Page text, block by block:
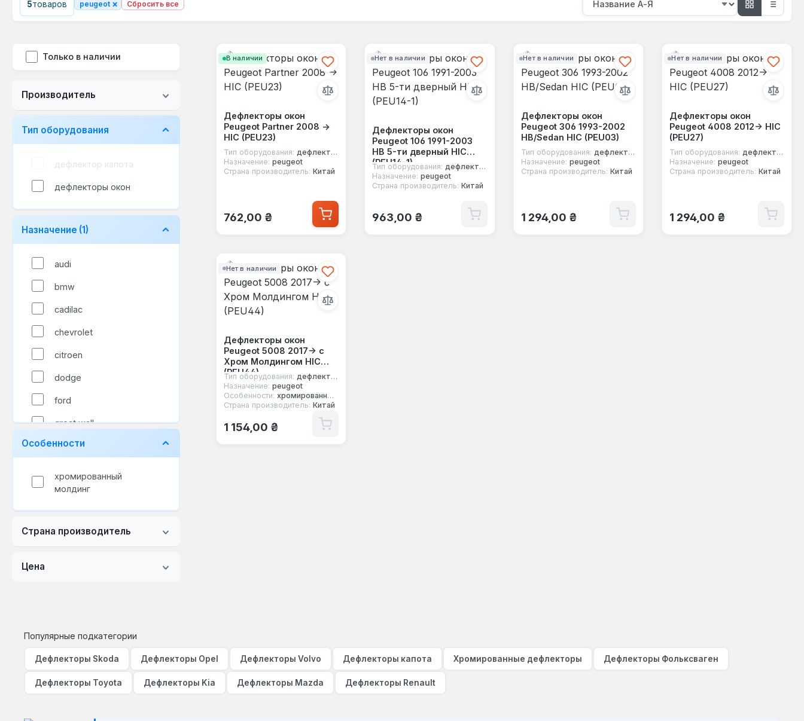
5товаров peugeot × Сбросить все
Только в наличии
Производитель
Тип оборудования
дефлектор капота
дефлекторы окон
Назначение (1)
audi
bmw
cadilac
chevrolet
citroen
dodge
ford
great wall
honda
infiniti
jeep
kia
Особенности
хромированный
молдинг
Страна производитель
Цена
В наличии
Дефлекторы окон
Peugeot Partner 2008 ->
HIC (PEU23)
Тип оборудования: дефлекторы окон
Назначение: peugeot
Страна производитель: Китай
Обычная цена:
762,00 ₴
Нет в наличии
Дефлекторы окон
Peugeot 106 1991-2003
HB 5-ти дверный HIC
(PEU14-1)
Тип оборудования: дефлекторы окон
Назначение: peugeot
Страна производитель: Китай
Обычная цена:
963,00 ₴
Нет в наличии
Дефлекторы окон
Peugeot 306 1993-2002
HB/Sedan HIC (PEU03)
Тип оборудования: дефлекторы окон
Назначение: peugeot
Страна производитель: Китай
Обычная цена:
1 294,00 ₴
Нет в наличии
Дефлекторы окон
Peugeot 4008 2012-> HIC
(PEU27)
Тип оборудования: дефлекторы окон
Назначение: peugeot
Страна производитель: Китай
Обычная цена:
1 294,00 ₴
Нет в наличии
Дефлекторы окон
Peugeot 5008 2017-> с
Хром Молдингом HIC
(PEU44)
Тип оборудования: дефлекторы окон
Назначение: peugeot
Особенности: хромированный молдинг
Страна производитель: Китай
Обычная цена:
1 154,00 ₴
Популярные подкатегории
Дефлекторы Skoda Дефлекторы Opel Дефлекторы Volvo Дефлекторы капота Хромированные дефлекторы Дефлекторы Фольксваген
Дефлекторы Toyota Дефлекторы Kia Дефлекторы Mazda Дефлекторы Renault